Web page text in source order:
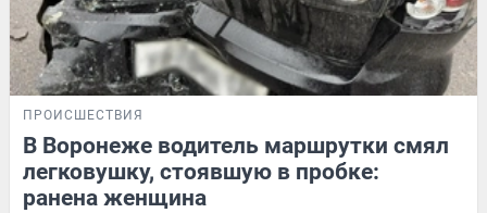
ПРОИСШЕСТВИЯ
В Воронеже водитель маршрутки смял
легковушку, стоявшую в пробке:
ранена женщина